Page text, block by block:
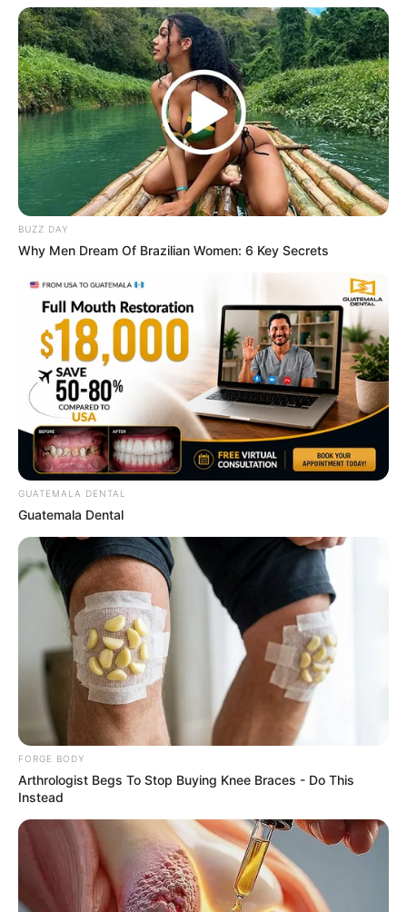
Tropes Hollywood Invented That Have Nothing To Do
With Reality
BRAINBERRIES
Tallest Women On Earth — Their Height Is Jaw-
Dropping
BRAINBERRIES
10 World Cup 2026 Facts Every Football Fan Should
BRAINBERRIES
BUZZ DAY
Why Men Dream Of Brazilian Women: 6 Key Secrets
GUATEMALA DENTAL
Guatemala Dental
FORGE BODY
Arthrologist Begs To Stop Buying Knee Braces - Do This
Instead